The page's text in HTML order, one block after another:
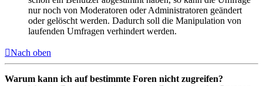
nur noch von Moderatoren oder Administratoren geändert
oder gelöscht werden. Dadurch soll die Manipulation von
laufenden Umfragen verhindert werden.
Nach oben
Warum kann ich auf bestimmte Foren nicht zugreifen?